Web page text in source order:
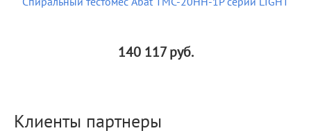
140 117руб.
Клиенты партнеры